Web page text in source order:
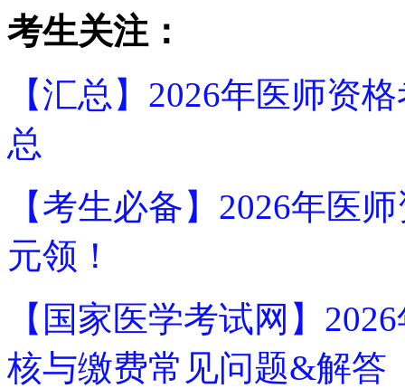
考生关注：
【汇总】2026年医师资
总
【考生必备】2026年医
元领！
【国家医学考试网】
核与缴费常见问题&解答